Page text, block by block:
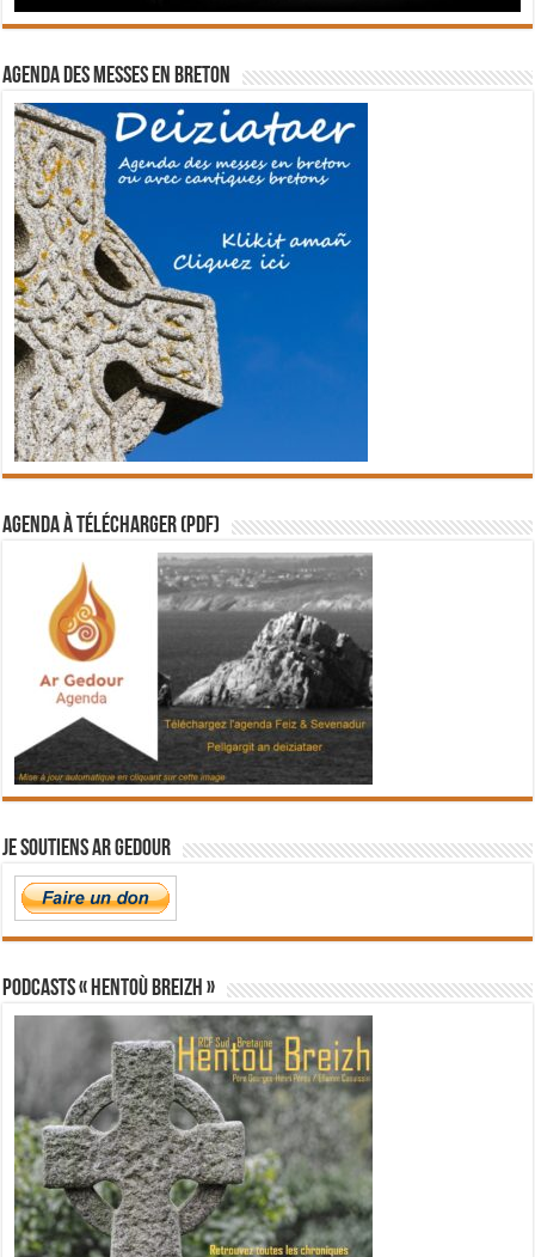
Agenda des messes en breton
Agenda à télécharger (PDF)
Je soutiens Ar Gedour
PODCASTS « Hentoù Breizh »